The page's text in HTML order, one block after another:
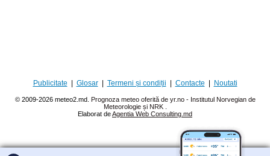
Publicitate Glosar| Termeni și condiții Contacte Noutati
© 2009-2026 meteo2.md. Prognoza meteo oferită de yr.no - Institutul Norvegian de
Meteorologie și NRK
Elaborat deAgentia Web Consulting.md